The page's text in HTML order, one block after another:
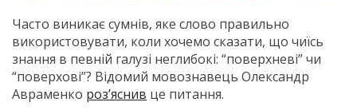
Часто виникає сумнів, яке слово правильно
використовувати, коли хочемо сказати, що чиїсь
знання в певній галузі неглибокі: “поверхневі” чи
“поверхові”? Відомий мовознавець Олександр
Авраменко роз’яснив це питання.